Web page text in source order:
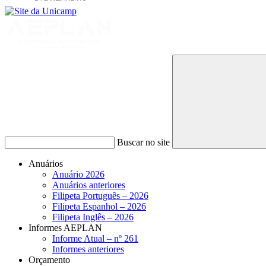
Buscar no site
Anuários
Anuário 2026
Anuários anteriores
Filipeta Português – 2026
Filipeta Espanhol – 2026
Filipeta Inglês – 2026
Informes AEPLAN
Informe Atual – nº 261
Informes anteriores
Orçamento